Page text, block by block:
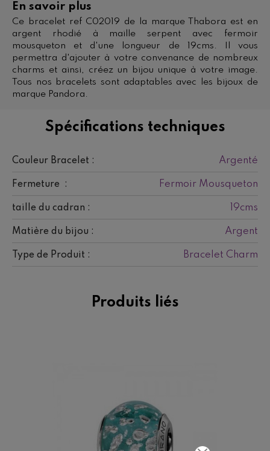
Spécifications techniques
Couleur Bracelet : Argenté
Fermeture : Fermoir Mousqueton
taille du cadran : 19cms
Matière du bijou : Argent
Type de Produit : Bracelet Charm
En savoir plus
Ce bracelet ref C02019 de la marque Thabora est en
argent rhodié à maille serpent avec fermoir
mousqueton et d'une longueur de 19cms. Il vous
permettra d'ajouter à votre convenance de nombreux
charms et ainsi, créez un bijou unique à votre image.
Tous nos bracelets sont adaptables avec les bijoux de
marque Pandora.
Produits liés